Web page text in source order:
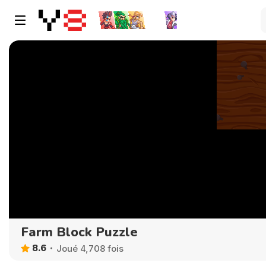
Farm Block Puzzle
8.6 Joué 4,708 fois